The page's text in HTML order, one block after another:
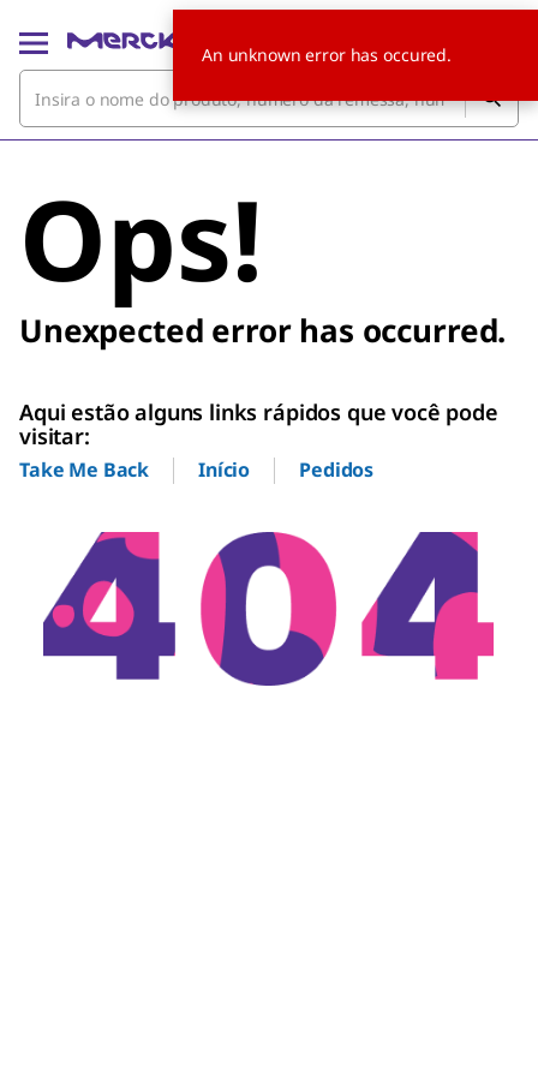
Ops!
Unexpected error has occurred.
Aqui estão alguns links rápidos que você pode
visitar:
Take Me Back Início Pedidos
An unknown error has occured.